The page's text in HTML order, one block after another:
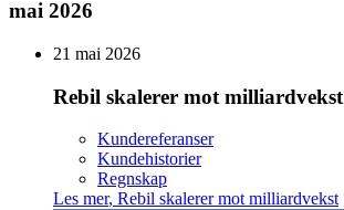
mai 2026
21 mai 2026
Rebil skalerer mot milliardvekst
Kundereferanser
Kundehistorier
Regnskap
Les mer, Rebil skalerer mot milliardvekst